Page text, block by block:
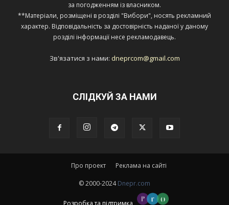
за погодженням із власником.
**Матеріали, розміщені в розділі "Вибори", носять рекламний
характер. Відповідальність за достовірність наданої у даному
розділі інформації несе рекламодавець.
Зв'язатися з нами: dneprcom@gmail.com
СЛІДКУЙ ЗА НАМИ
Про проект Реклама на сайті
© 2000-2024Dnepr.com
Розробка та підтримка